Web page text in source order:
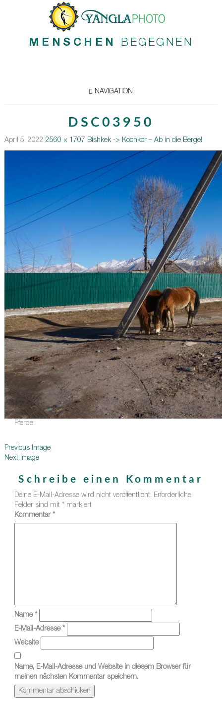
MENSCHEN BEGEGNEN
NAVIGATION
DSC03950
April 5, 2022 2560 × 1707 Bishkek -> Kochkor – Ab in die Berge!
Pferde
Previous Image
Next Image
Schreibe einen Kommentar
Deine E-Mail-Adresse wird nicht veröffentlicht. Erforderliche
Felder sind mit * markiert
Kommentar *
Name *
E-Mail-Adresse *
Website
Name, E-Mail-Adresse und Website in diesem Browser für
meinen nächsten Kommentar speichern.